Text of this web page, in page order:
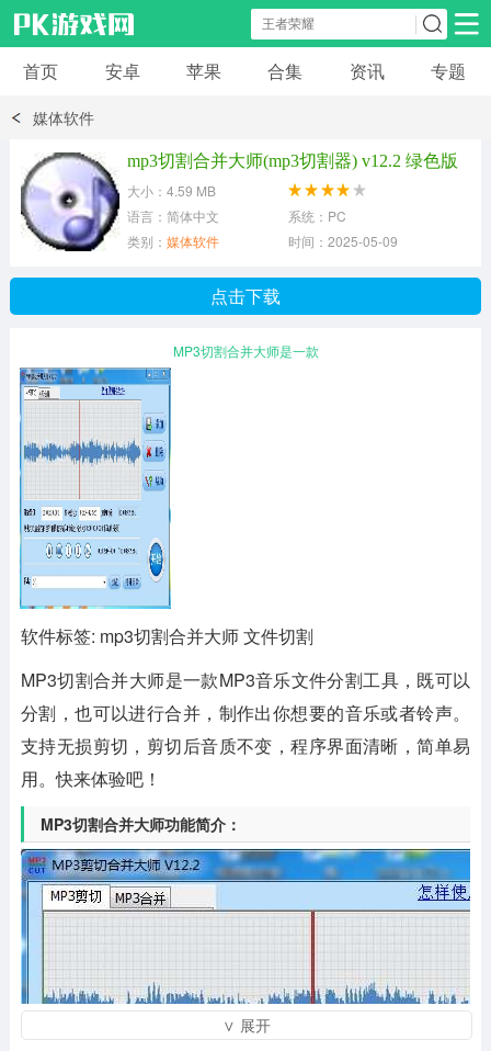
安卓应用 安卓游戏
模拟经营
首页 安卓 苹果 合集 资讯 专题
媒体软件
mp3切割合并大师(mp3切割器) v12.2 绿色版
大小：4.59 MB
语言：简体中文
系统：PC
类别： 媒体软件 时间：2025-05-09
点击下载
MP3切割合并大师是一款
软件标签: mp3切割合并大师 文件切割
MP3切割合并大师是一款MP3音乐文件分割工具，既可以
分割，也可以进行合并，制作出你想要的音乐或者铃声。
支持无损剪切，剪切后音质不变，程序界面清晰，简单易
用。快来体验吧！
MP3切割合并大师功能简介：
∨ 展开